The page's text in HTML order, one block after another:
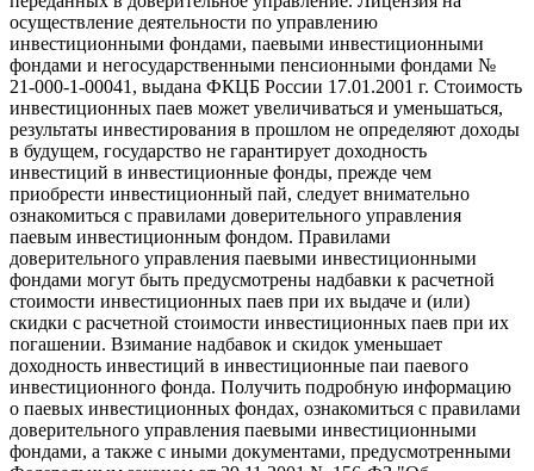
осуществление деятельности по управлению
инвестиционными фондами, паевыми инвестиционными
фондами и негосударственными пенсионными фондами №
21-000-1-00041, выдана ФКЦБ России 17.01.2001 г. Стоимость
инвестиционных паев может увеличиваться и уменьшаться,
результаты инвестирования в прошлом не определяют доходы
в будущем, государство не гарантирует доходность
инвестиций в инвестиционные фонды, прежде чем
приобрести инвестиционный пай, следует внимательно
ознакомиться с правилами доверительного управления
паевым инвестиционным фондом. Правилами
доверительного управления паевыми инвестиционными
фондами могут быть предусмотрены надбавки к расчетной
стоимости инвестиционных паев при их выдаче и (или)
скидки с расчетной стоимости инвестиционных паев при их
погашении. Взимание надбавок и скидок уменьшает
доходность инвестиций в инвестиционные паи паевого
инвестиционного фонда. Получить подробную информацию
о паевых инвестиционных фондах, ознакомиться с правилами
доверительного управления паевыми инвестиционными
фондами, а также с иными документами, предусмотренными